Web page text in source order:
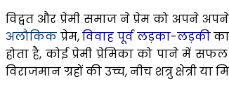
विद्वत और प्रेमी समाज ने प्रेम को अपने
अलौकिक प्रेम,विवाह पूर्व लड़का-लड़कीका
होता है, कोई प्रेमी प्रेमिका को पाने में
विराजमान ग्रहों की उच्च, नीच शत्रु क्षेत्री या